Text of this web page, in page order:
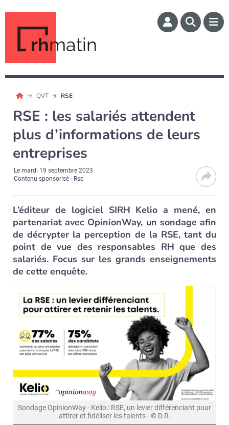
rhmatin
QVT RSE
RSE : les salariés attendent
plus d’informations de leurs
entreprises
Lemardi 19 septembre 2023
Contenu sponsorisé - Rse
L’éditeur de logiciel SIRH Kelio a mené, en
partenariat avec OpinionWay, un sondage afin
de décrypter la perception de la RSE, tant du
point de vue des responsables RH que des
salariés. Focus sur les grands enseignements
de cette enquête.
Sondage OpinionWay - Kelio : RSE, un levier différenciant pour
attirer et fidéliser les talents - © D.R.